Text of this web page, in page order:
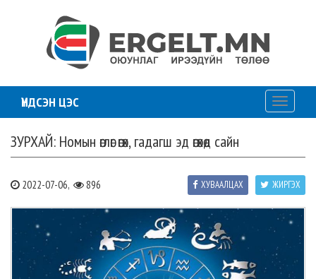
ҮНДСЭН ЦЭС
Toggle
ЗУРХАЙ: Номын өглөг өгөх, гадагш эд өгөхөд сайн
2022-07-06, 896 ЖИРГЭХ
ХУВААЛЦАХ